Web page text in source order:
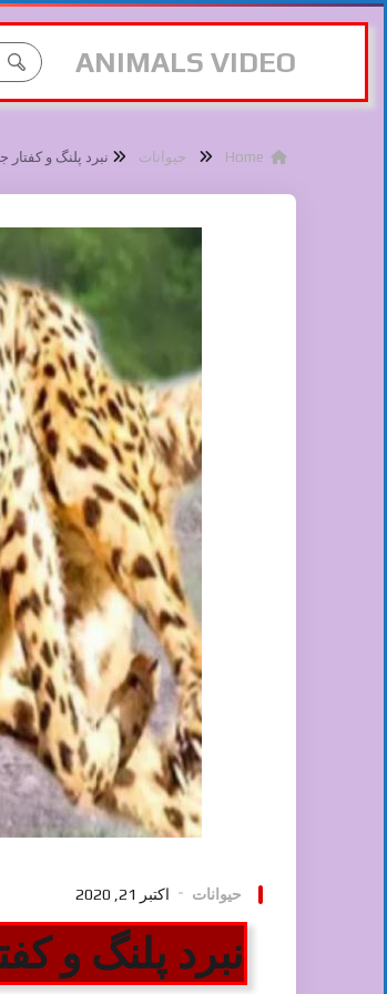
ANIMALS VIDEO
حیوانات نبرد پلنگ و کفتار
حیوانات اکتبر 21, 2020
نبرد پلنگ و